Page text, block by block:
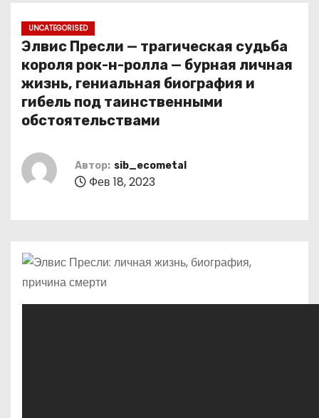
UNCATEGORISED
Элвис Пресли — трагическая судьба
короля рок-н-ролла — бурная личная
жизнь, гениальная биография и
гибель под таинственными
обстоятельствами
Автор: sib_ecometal
Фев 18, 2023